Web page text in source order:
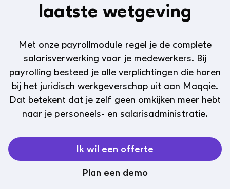
laatste wetgeving
Met onze payrollmodule regel je de complete
salarisverwerking voor je medewerkers. Bij
payrolling besteed je alle verplichtingen die horen
bij het juridisch werkgeverschap uit aan Maqqie.
Dat betekent dat je zelf geen omkijken meer hebt
naar je personeels- en salarisadministratie.
Ik wil een offerte
Plan een demo